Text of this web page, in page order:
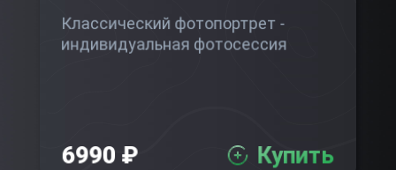
Классический фотопортрет -
индивидуальная фотосессия
6990 ₽ Купить